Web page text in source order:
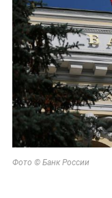
Фото © Банк России